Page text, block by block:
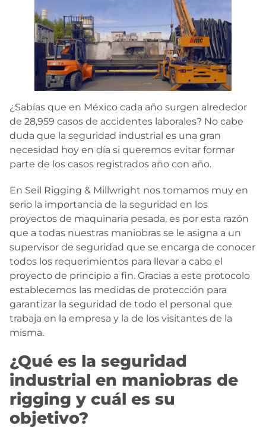
¿Sabías que en México cada año surgen alrededor
de 28,959 casos de accidentes laborales? No cabe
duda que la seguridad industrial es una gran
necesidad hoy en día si queremos evitar formar
parte de los casos registrados año con año.
En Seil Rigging & Millwright nos tomamos muy en
serio la importancia de la seguridad en los
proyectos de maquinaria pesada, es por esta razón
que a todas nuestras maniobras se le asigna a un
supervisor de seguridad que se encarga de conocer
todos los requerimientos para llevar a cabo el
proyecto de principio a fin. Gracias a este protocolo
establecemos las medidas de protección para
garantizar la seguridad de todo el personal que
trabaja en la empresa y la de los visitantes de la
misma.
¿Qué es la seguridad
industrial en maniobras de
rigging y cuál es su
objetivo?